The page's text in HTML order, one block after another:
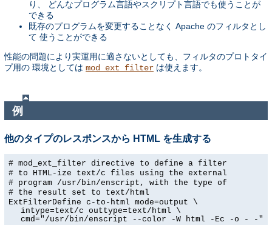
り、 どんなプログラム言語やスクリプト言語でも使うことが
できる
既存のプログラムを変更することなく Apache のフィルタとし
て 使うことができる
性能の問題により実運用に適さないとしても、フィルタのプロトタイ
プ用の 環境としては mod_ext_filter は使えます。
例
他のタイプのレスポンスから HTML を生成する
# mod_ext_filter directive to define a filter
# to HTML-ize text/c files using the external
# program /usr/bin/enscript, with the type of
# the result set to text/html
ExtFilterDefine c-to-html mode=output \
intype=text/c outtype=text/html \
cmd="/usr/bin/enscript --color -W html -Ec -o - -"